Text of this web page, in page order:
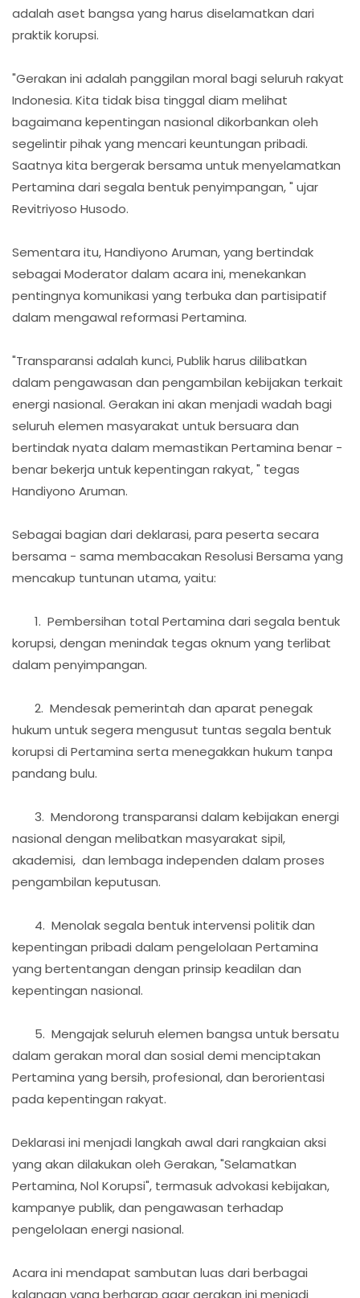
adalah aset bangsa yang harus diselamatkan dari
praktik korupsi.
"Gerakan ini adalah panggilan moral bagi seluruh rakyat
Indonesia. Kita tidak bisa tinggal diam melihat
bagaimana kepentingan nasional dikorbankan oleh
segelintir pihak yang mencari keuntungan pribadi.
Saatnya kita bergerak bersama untuk menyelamatkan
Pertamina dari segala bentuk penyimpangan, " ujar
Revitriyoso Husodo.
Sementara itu, Handiyono Aruman, yang bertindak
sebagai Moderator dalam acara ini, menekankan
pentingnya komunikasi yang terbuka dan partisipatif
dalam mengawal reformasi Pertamina.
"Transparansi adalah kunci, Publik harus dilibatkan
dalam pengawasan dan pengambilan kebijakan terkait
energi nasional. Gerakan ini akan menjadi wadah bagi
seluruh elemen masyarakat untuk bersuara dan
bertindak nyata dalam memastikan Pertamina benar -
benar bekerja untuk kepentingan rakyat, " tegas
Handiyono Aruman.
Sebagai bagian dari deklarasi, para peserta secara
bersama - sama membacakan Resolusi Bersama yang
mencakup tuntunan utama, yaitu:
1. Pembersihan total Pertamina dari segala bentuk
korupsi, dengan menindak tegas oknum yang terlibat
dalam penyimpangan.
2. Mendesak pemerintah dan aparat penegak
hukum untuk segera mengusut tuntas segala bentuk
korupsi di Pertamina serta menegakkan hukum tanpa
pandang bulu.
3. Mendorong transparansi dalam kebijakan energi
nasional dengan melibatkan masyarakat sipil,
akademisi, dan lembaga independen dalam proses
pengambilan keputusan.
4. Menolak segala bentuk intervensi politik dan
kepentingan pribadi dalam pengelolaan Pertamina
yang bertentangan dengan prinsip keadilan dan
kepentingan nasional.
5. Mengajak seluruh elemen bangsa untuk bersatu
dalam gerakan moral dan sosial demi menciptakan
Pertamina yang bersih, profesional, dan berorientasi
pada kepentingan rakyat.
Deklarasi ini menjadi langkah awal dari rangkaian aksi
yang akan dilakukan oleh Gerakan, "Selamatkan
Pertamina, Nol Korupsi", termasuk advokasi kebijakan,
kampanye publik, dan pengawasan terhadap
pengelolaan energi nasional.
Acara ini mendapat sambutan luas dari berbagai
kalangan yang berharap agar gerakan ini menjadi